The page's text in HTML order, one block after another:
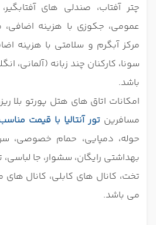
چتر آفتاب، صندلی های
عمومی، جکوزی با هزینه اضافی،
مرکز آبگرم و سلامتی با هزینه
سونا، کارکنان چند زبانه (آلمانی،
باشد.
امکانات اتاق های هتل پورتو بلا
مسافرین تور آنتالیا با قیمت
حوله، دمپایی، حمام خصوصی،
بهداشتی رایگان، سشوار، جا
تخت، کانال های کابلی، کانال های
می باشد.